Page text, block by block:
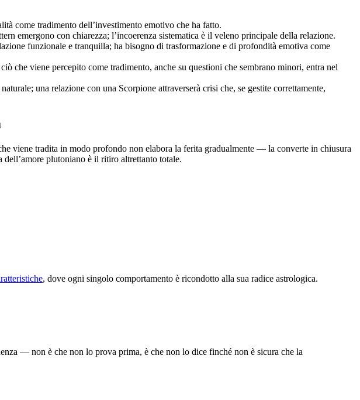
come tradimento dell’investimento emotivo che ha fatto.
emergono con chiarezza; l’incoerenza sistematica è il veleno principale della relazione.
funzionale e tranquilla; ha bisogno di trasformazione e di profondità emotiva come
che viene percepito come tradimento, anche su questioni che sembrano minori, entra nel
una relazione con una Scorpione attraverserà crisi che, se gestite correttamente,
viene tradita in modo profondo non elabora la ferita gradualmente — la converte in chiusura
plutoniano è il ritiro altrettanto totale.
, dove ogni singolo comportamento è ricondotto alla sua radice astrologica.
— non è che non lo prova prima, è che non lo dice finché non è sicura che la